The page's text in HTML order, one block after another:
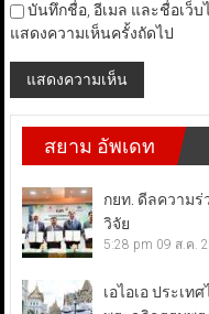
บันทึกชื่อ, อีเมล และชื่อเว็
แสดงความเห็นครั้งถัดไป
สยาม อัพเดท
กยท. ดีลความร่
วิจัย
5:28 pm 09 ส.ค.
เอไอเอ ประเ